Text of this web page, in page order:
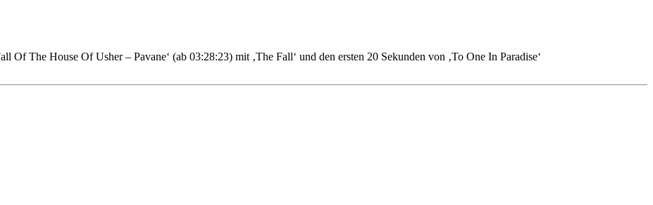
Of The House Of Usher – Pavane‘ (ab 03:28:23) mit ‚The Fall‘ und den ersten 20 Sekunden von ‚To One In Paradise‘